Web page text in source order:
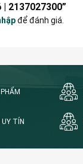
2137027300”
để đánh giá.
UY TÍN